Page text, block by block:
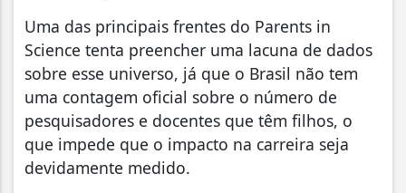
Uma das principais frentes do Parents in
Science tenta preencher uma lacuna de dados
sobre esse universo, já que o Brasil não tem
uma contagem oficial sobre o número de
pesquisadores e docentes que têm filhos, o
que impede que o impacto na carreira seja
devidamente medido.